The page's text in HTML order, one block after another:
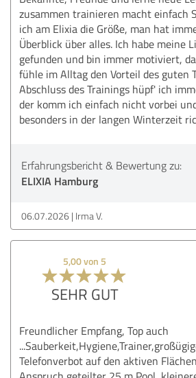
zusammen trainieren macht einfach
ich am Elixia die Größe, man hat
Überblick über alles. Ich habe meine
gefunden und bin immer motiviert,
fühle im Alltag den Vorteil des guten
Abschluss des Trainings hüpf' ich
der komm ich einfach nicht vorbei
besonders in der langen Winterzeit
Erfahrungsbericht & Bewertung zu:
ELIXIA Hamburg
06.07.2026 Irma V.
5,00 von 5
SEHR GUT
Freundlicher Empfang, Top auch
Telefonverbot auf den aktiven